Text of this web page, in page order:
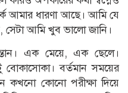
আমার ধারণা আছে। আমি যে
আমি খুব ভালো জানি।
এক মেয়ে, এক ছেলে।
বর্তমান সময়ের
কখনো কোনো পরীক্ষা দিয়ে